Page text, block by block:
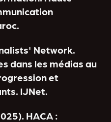
Network.
dans les médias au
et
IJNet.
HACA :